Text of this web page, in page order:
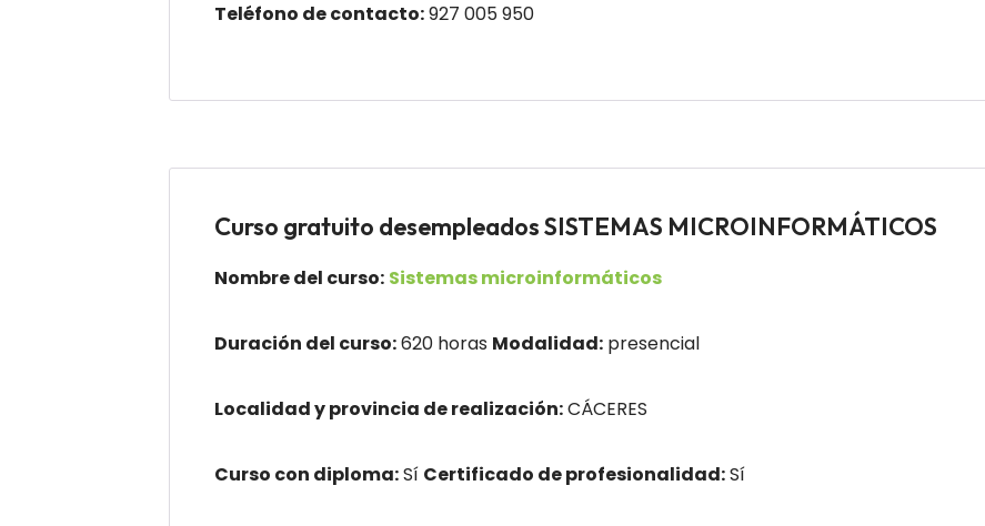
Teléfono de contacto:927 005 950
Curso gratuito desempleados SISTEMAS MICROINFORMÁTICOS
Nombre del curso: Sistemas microinformáticos
Duración del curso:620 horas Modalidad: presencial
Localidad y provincia de realización:CÁCERES
Curso con diploma:Sí Certificado de profesionalidad:Sí